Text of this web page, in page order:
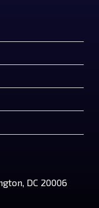
DC 20006